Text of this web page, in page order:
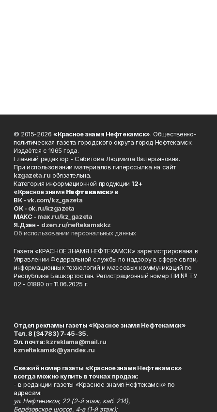
© 2015-2026 «Красное знамя Нефтекамск». Общественно-
политическая газета городского округа город Нефтекамск.
Издаётся с 1965 года.
Главный редактор - Сабитова Людмила Валерьяновна.
При использовании материалов гиперссылка на сайт
kzgazeta.ru обязательна.
Категория информационной продукции 12+
«Красное знамя Нефтекамск» в
ВК -vk.com/kz_gazeta
ОК - ok.ru/kzgazeta
MAKC - max.ru/kz_gazeta
Я.Дзен - dzen.ru/neftekamskkz
Об использовании персональных данных
Газета «КРАСНОЕ ЗНАМЯ НЕФТЕКАМСК» зарегистрирована в
Управлении Федеральной службы по надзору в сфере связи,
информационных технологий и массовых коммуникаций по
Республике Башкортостан. Регистрационный номер ПИ № ТУ
02 - 01880 от 11.06.2025 г.
Отдел рекламы газеты «Красное знамя Нефтекамск»
Тел. 8 (34783) 7-45-35.
Эл. почта: kzreklama@mail.ru
kzneftekamsk@yandex.ru
Свежий номер газеты «Красное знамя Нефтекамск»
всегда можно купить в точках продаж:
- в редакции газеты «Красное знамя Нефтекамск» по
адресам:
ул. Нефтяников, 22 (2-й этаж, каб. 214),
Берёзовское шоссе, 4-а (1-й этаж);